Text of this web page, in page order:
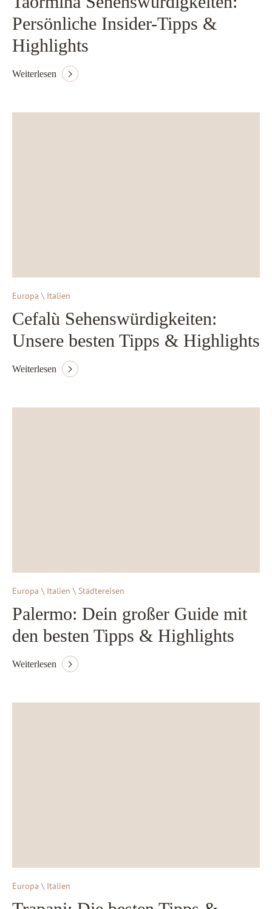
Persönliche Insider-Tipps &
Highlights
Weiterlesen
Europa \ Italien
Cefalù Sehenswürdigkeiten:
Unsere besten Tipps & Highlights
Weiterlesen
Europa \ Italien \ Städtereisen
Palermo: Dein großer Guide mit
den besten Tipps & Highlights
Weiterlesen
Europa \ Italien